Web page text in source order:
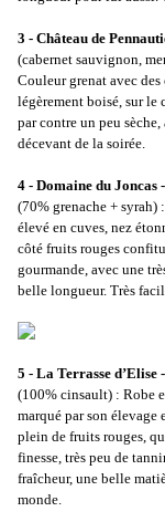
3 - Château de
(cabernet sauvignon,
Couleur grenat avec
légèrement boisé, sur le
par contre un peu
décevant de la soirée.
4 - Domaine du Joncas
(70% grenache + syrah)
élevé en cuves, nez
côté fruits rouges
gourmande, avec une
belle longueur. Très
5 - La Terrasse d’Elise
(100% cinsault) : Robe
marqué par son
plein de fruits rouges,
finesse, très peu de
fraîcheur, une belle
monde.